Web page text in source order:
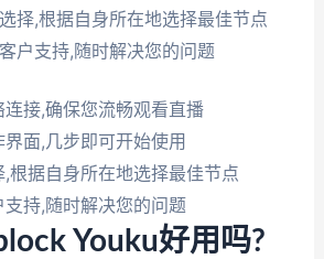
择,根据自身所在地选择最佳节点
户支持,随时解决您的问题
接,确保您流畅观看直播
面,几步即可开始使用
根据自身所在地选择最佳节点
持,随时解决您的问题
Youku好用吗?